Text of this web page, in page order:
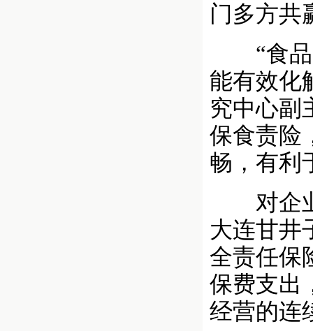
门多方共
“食品
能有效化
究中心副
保食责险
畅，有利
对企业
大连甘井
全责任保
保费支出
经营的连